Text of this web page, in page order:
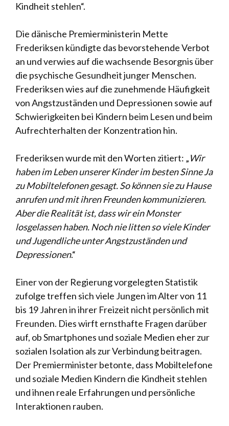
Kindheit stehlen“.
Die dänische Premierministerin Mette
Frederiksen kündigte das bevorstehende Verbot
an und verwies auf die wachsende Besorgnis über
die psychische Gesundheit junger Menschen.
Frederiksen wies auf die zunehmende Häufigkeit
von Angstzuständen und Depressionen sowie auf
Schwierigkeiten bei Kindern beim Lesen und beim
Aufrechterhalten der Konzentration hin.
Frederiksen wurde mit den Worten zitiert: „Wir
haben im Leben unserer Kinder im besten Sinne Ja
zu Mobiltelefonen gesagt. So können sie zu Hause
anrufen und mit ihren Freunden kommunizieren.
Aber die Realität ist, dass wir ein Monster
losgelassen haben. Noch nie litten so viele Kinder
und Jugendliche unter Angstzuständen und
Depressionen.“
Einer von der Regierung vorgelegten Statistik
zufolge treffen sich viele Jungen im Alter von 11
bis 19 Jahren in ihrer Freizeit nicht persönlich mit
Freunden. Dies wirft ernsthafte Fragen darüber
auf, ob Smartphones und soziale Medien eher zur
sozialen Isolation als zur Verbindung beitragen.
Der Premierminister betonte, dass Mobiltelefone
und soziale Medien Kindern die Kindheit stehlen
und ihnen reale Erfahrungen und persönliche
Interaktionen rauben.